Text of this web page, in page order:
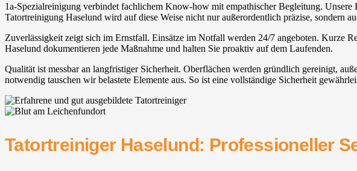
1a-Spezialreinigung verbindet fachlichem Know-how mit empathischer Begleitung.
Tatortreinigung Haselund wird auf diese Weise nicht nur außerordentlich präzise, sondern
Zuverlässigkeit zeigt sich im Ernstfall. Einsätze im Notfall werden 24/7 angeboten. Kurze
Haselund dokumentieren jede Maßnahme und halten Sie proaktiv auf dem Laufenden.
Qualität ist messbar an langfristiger Sicherheit. Oberflächen werden gründlich gereinigt,
notwendig tauschen wir belastete Elemente aus. So ist eine vollständige Sicherheit
Tatortreiniger Haselund: Professioneller